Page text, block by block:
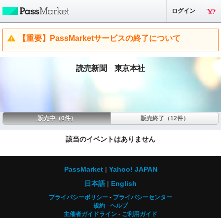
ログイン
【重要】PassMarketサービスの終了について
読売新聞 東京本社
販売中（0件） 販売終了（12件）
該当のイベントはありません
PassMarket
Yahoo! JAPAN
日本語
English
プライバシーポリシー
プライバシーセンター
規約
ヘルプ
主催者ガイドライン
ご利用ガイド